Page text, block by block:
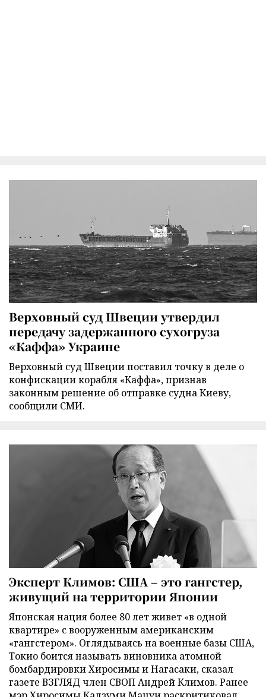
Верховный суд Швеции утвердил
передачу задержанного сухогруза
«Каффа» Украине
Верховный суд Швеции поставил точку в деле о
конфискации корабля «Каффа», признав
законным решение об отправке судна Киеву,
сообщили СМИ.
Эксперт Климов: США – это гангстер,
живущий на территории Японии
Японская нация более 80 лет живет «в одной
квартире» с вооруженным американским
«гангстером». Оглядываясь на военные базы США,
Токио боится называть виновника атомной
бомбардировки Хиросимы и Нагасаки, сказал
газете ВЗГЛЯД член СВОП Андрей Климов. Ранее